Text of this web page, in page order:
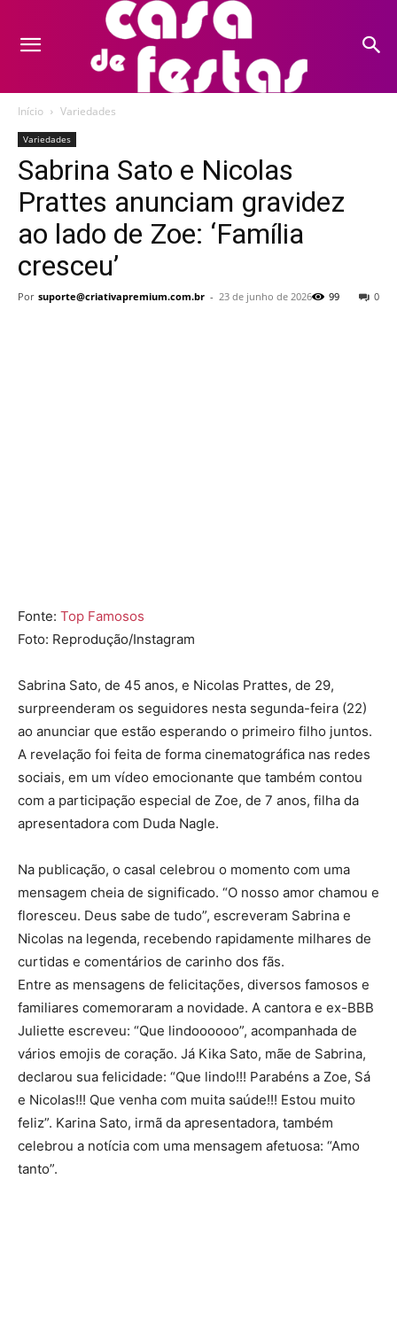
Início Variedades
Variedades
Sabrina Sato e Nicolas
Prattes anunciam gravidez
ao lado de Zoe: ‘Família
cresceu’
Por suporte@criativapremium.com.br - 23 de junho de 2026 0
99
Fonte: Top Famosos
Foto: Reprodução/Instagram
Sabrina Sato, de 45 anos, e Nicolas Prattes, de 29,
surpreenderam os seguidores nesta segunda-feira (22)
ao anunciar que estão esperando o primeiro filho juntos.
A revelação foi feita de forma cinematográfica nas redes
sociais, em um vídeo emocionante que também contou
com a participação especial de Zoe, de 7 anos, filha da
apresentadora com Duda Nagle.
Na publicação, o casal celebrou o momento com uma
mensagem cheia de significado. “O nosso amor chamou e
floresceu. Deus sabe de tudo”, escreveram Sabrina e
Nicolas na legenda, recebendo rapidamente milhares de
curtidas e comentários de carinho dos fãs.
Entre as mensagens de felicitações, diversos famosos e
familiares comemoraram a novidade. A cantora e ex-BBB
Juliette escreveu: “Que lindoooooo”, acompanhada de
vários emojis de coração. Já Kika Sato, mãe de Sabrina,
declarou sua felicidade: “Que lindo!!! Parabéns a Zoe, Sá
e Nicolas!!! Que venha com muita saúde!!! Estou muito
feliz”. Karina Sato, irmã da apresentadora, também
celebrou a notícia com uma mensagem afetuosa: “Amo
tanto”.